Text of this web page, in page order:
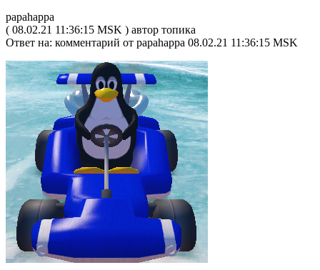
papahappa
( 08.02.21 11:36:15 MSK ) автор топика
Ответ на: комментарий от papahappa 08.02.21 11:36:15 MSK